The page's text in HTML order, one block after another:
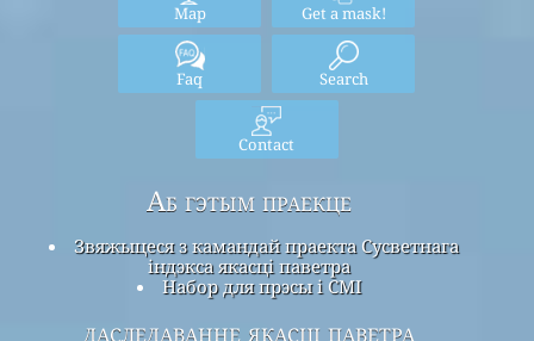
Map Get a mask!
Faq Search
Contact
Аб гэтым праекце
Звяжыцеся з камандай праекта Сусветнага
індэкса якасці паветра
Набор для прэсы і СМІ
даследаванне якасці паветра